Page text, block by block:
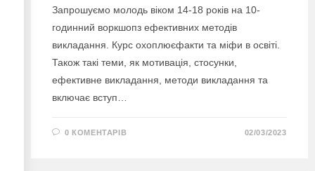
Запрошуємо молодь віком 14-18 років на 10-
годинний воркшопз ефективних методів
викладання. Курс охоплюєфакти та міфи в освіті.
Також такі теми, як мотивація, стосунки,
ефективне викладання, методи викладання та
включає вступ…
0 КОМЕНТАРІВ 02/03/2023